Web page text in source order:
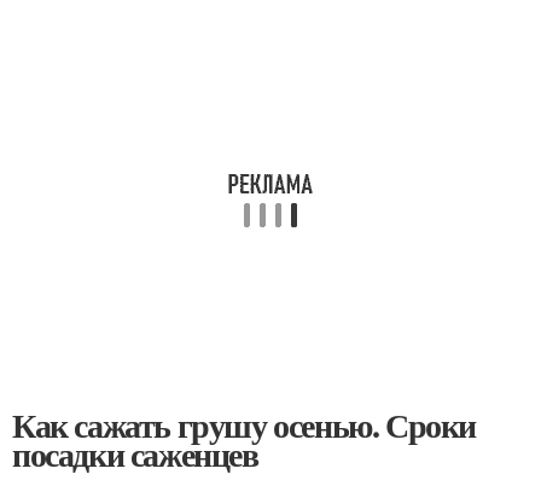
Как сажать грушу осенью. Сроки
посадки саженцев